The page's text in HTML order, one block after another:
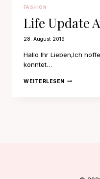
FASHION
Life Update
28. August 2019
Hallo Ihr Lieben,Ich
konntet…
WEITERLESENLIFE